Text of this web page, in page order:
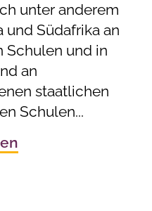
unter anderem
und Südafrika an
Schulen und in
an
staatlichen
Schulen...